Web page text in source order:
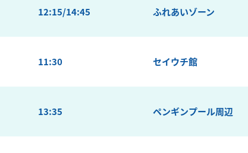
12:15/14:45 ふれあいゾーン
11:30 セイウチ館
13:35 ペンギンプール周辺